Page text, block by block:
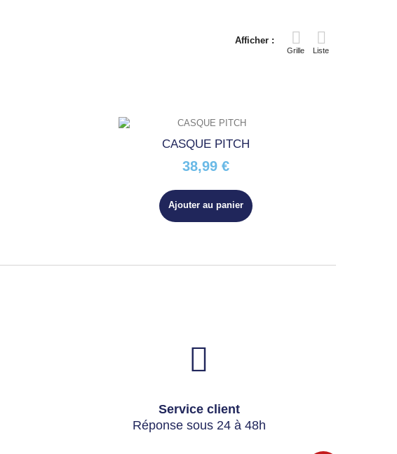
Afficher :
Grille Liste
CASQUE PITCH
38,99 €
Ajouter au panier
Service client
Réponse sous 24 à 48h